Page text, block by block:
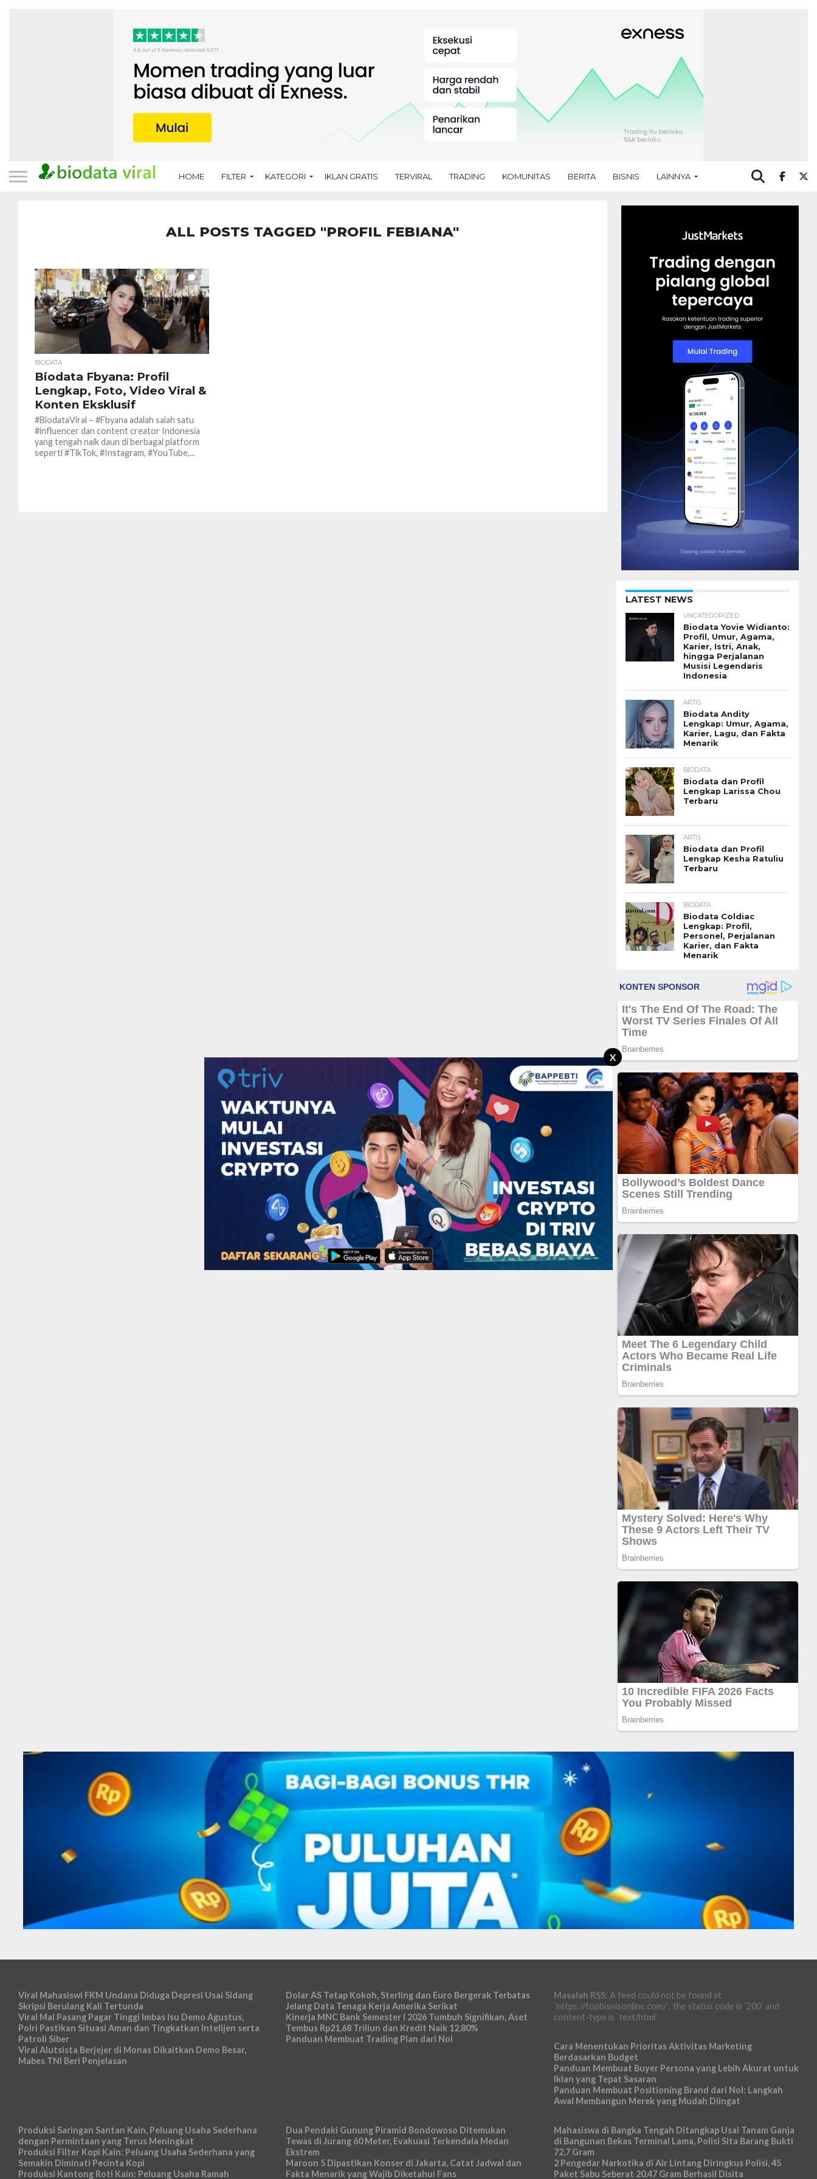
X
HOME FILTER KATEGORI IKLAN GRATIS TERVIRAL TRADING KOMUNITAS BERITA BISNIS LAINNYA
ALL POSTS TAGGED "PROFIL FEBIANA"
569 3
BIODATA
Biodata Fbyana: Profil
Lengkap, Foto, Video Viral &
Konten Eksklusif
#BiodataViral – #Fbyana adalah salah satu
#influencer dan content creator Indonesia
yang tengah naik daun di berbagai platform
seperti #TikTok, #Instagram, #YouTube,...
LATEST NEWS
UNCATEGORIZED
Biodata Yovie Widianto:
Profil, Umur, Agama,
Karier, Istri, Anak,
hingga Perjalanan
Musisi Legendaris
Indonesia
ARTIS
Biodata Andity
Lengkap: Umur, Agama,
Karier, Lagu, dan Fakta
Menarik
BIODATA
Biodata dan Profil
Lengkap Larissa Chou
Terbaru
ARTIS
Biodata dan Profil
Lengkap Kesha Ratuliu
Terbaru
BIODATA
Biodata Coldiac
Lengkap: Profil,
Personel, Perjalanan
Karier, dan Fakta
Menarik
Viral Mahasiswi FKM Undana Diduga Depresi Usai Sidang
Skripsi Berulang Kali Tertunda
Viral Mal Pasang Pagar Tinggi Imbas Isu Demo Agustus,
Polri Pastikan Situasi Aman dan Tingkatkan Intelijen serta
Patroli Siber
Viral Alutsista Berjejer di Monas Dikaitkan Demo Besar,
Mabes TNI Beri Penjelasan
Dolar AS Tetap Kokoh, Sterling dan Euro Bergerak Terbatas
Jelang Data Tenaga Kerja Amerika Serikat
Kinerja MNC Bank Semester I 2026 Tumbuh Signifikan, Aset
Tembus Rp21,68 Triliun dan Kredit Naik 12,80%
Panduan Membuat Trading Plan dari Nol
Masalah RSS: A feed could not be found at
`https://topbisnisonline.com/`; the status code is `200` and
content-type is `text/html`
Cara Menentukan Prioritas Aktivitas Marketing
Berdasarkan Budget
Panduan Membuat Buyer Persona yang Lebih Akurat untuk
Iklan yang Tepat Sasaran
Panduan Membuat Positioning Brand dari Nol: Langkah
Awal Membangun Merek yang Mudah Diingat
Produksi Saringan Santan Kain, Peluang Usaha Sederhana
dengan Permintaan yang Terus Meningkat
Produksi Filter Kopi Kain: Peluang Usaha Sederhana yang
Semakin Diminati Pecinta Kopi
Produksi Kantong Roti Kain: Peluang Usaha Ramah
Dua Pendaki Gunung Piramid Bondowoso Ditemukan
Tewas di Jurang 60 Meter, Evakuasi Terkendala Medan
Ekstrem
Maroon 5 Dipastikan Konser di Jakarta, Catat Jadwal dan
Fakta Menarik yang Wajib Diketahui Fans
Mahasiswa di Bangka Tengah Ditangkap Usai Tanam Ganja
di Bangunan Bekas Terminal Lama, Polisi Sita Barang Bukti
72,7 Gram
2 Pengedar Narkotika di Air Lintang Diringkus Polisi, 45
Paket Sabu Seberat 20,47 Gram Berhasil Disita